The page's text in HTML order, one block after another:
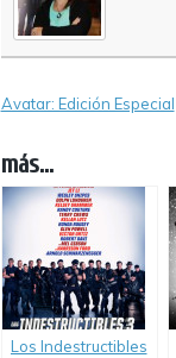
Avatar: Edición Especial
más...
Los Indestructibles